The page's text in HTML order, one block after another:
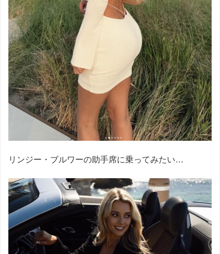
リンジー・ブルワーの助手席に乗ってみたい…